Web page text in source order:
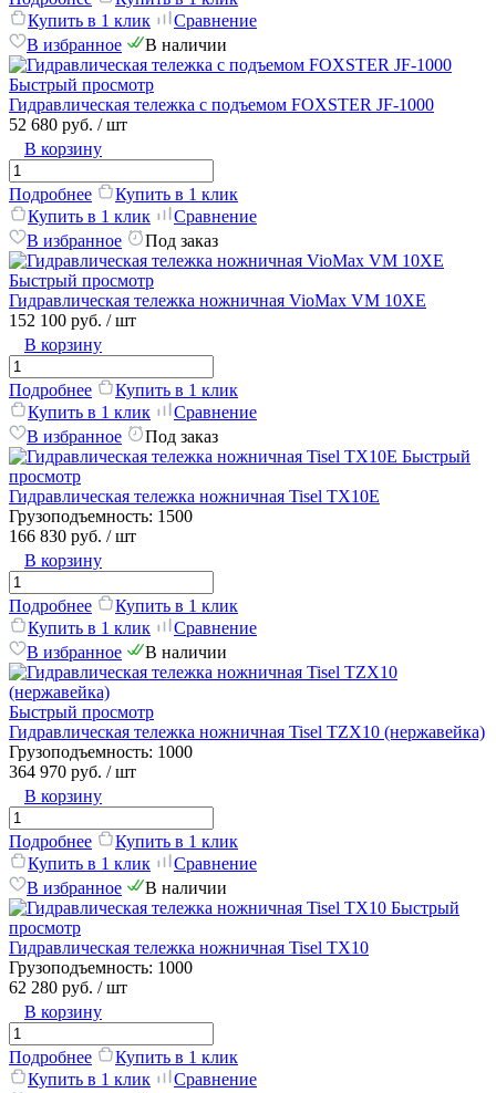
Купить в 1 клик
Сравнение
В избранное
В наличии
Быстрый просмотр
Гидравлическая тележка с подъемом FOXSTER JF-1000
52 680 руб. / шт
В корзину
Подробнее
Купить в 1 клик
Купить в 1 клик
Сравнение
В избранное
Под заказ
Быстрый просмотр
Гидравлическая тележка ножничная VioMax VM 10XE
152 100 руб. / шт
В корзину
Подробнее
Купить в 1 клик
Купить в 1 клик
Сравнение
В избранное
Под заказ
Быстрый
просмотр
Гидравлическая тележка ножничная Tisel TX10E
Грузоподъемность: 1500
166 830 руб. / шт
В корзину
Подробнее
Купить в 1 клик
Купить в 1 клик
Сравнение
В избранное
В наличии
Быстрый просмотр
Гидравлическая тележка ножничная Tisel TZX10 (нержавейка)
Грузоподъемность: 1000
364 970 руб. / шт
В корзину
Подробнее
Купить в 1 клик
Купить в 1 клик
Сравнение
В избранное
В наличии
Быстрый
просмотр
Гидравлическая тележка ножничная Tisel TX10
Грузоподъемность: 1000
62 280 руб. / шт
В корзину
Подробнее
Купить в 1 клик
Купить в 1 клик
Сравнение